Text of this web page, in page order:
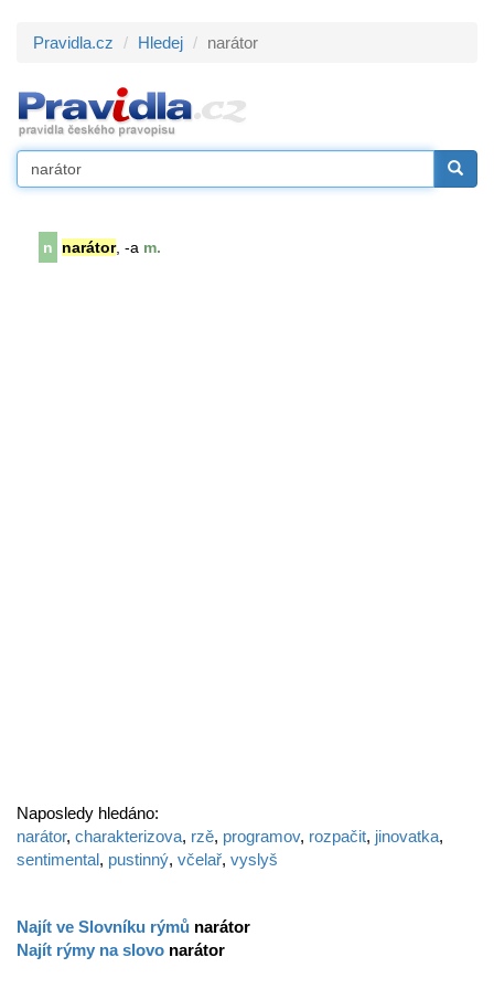
Pravidla.cz Hledej narátor
n narátor, -a m.
Naposledy hledáno:
narátor, charakterizova, rzě, programov, rozpačit, jinovatka,
sentimental, pustinný, včelař, vyslyš
Najít ve Slovníku rýmů narátor
Najít rýmy na slovo narátor